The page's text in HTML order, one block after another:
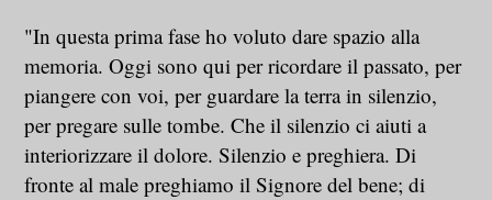
"In questa prima fase ho voluto dare spazio alla
memoria. Oggi sono qui per ricordare il passato, per
piangere con voi, per guardare la terra in silenzio,
per pregare sulle tombe. Che il silenzio ci aiuti a
interiorizzare il dolore. Silenzio e preghiera. Di
fronte al male preghiamo il Signore del bene; di